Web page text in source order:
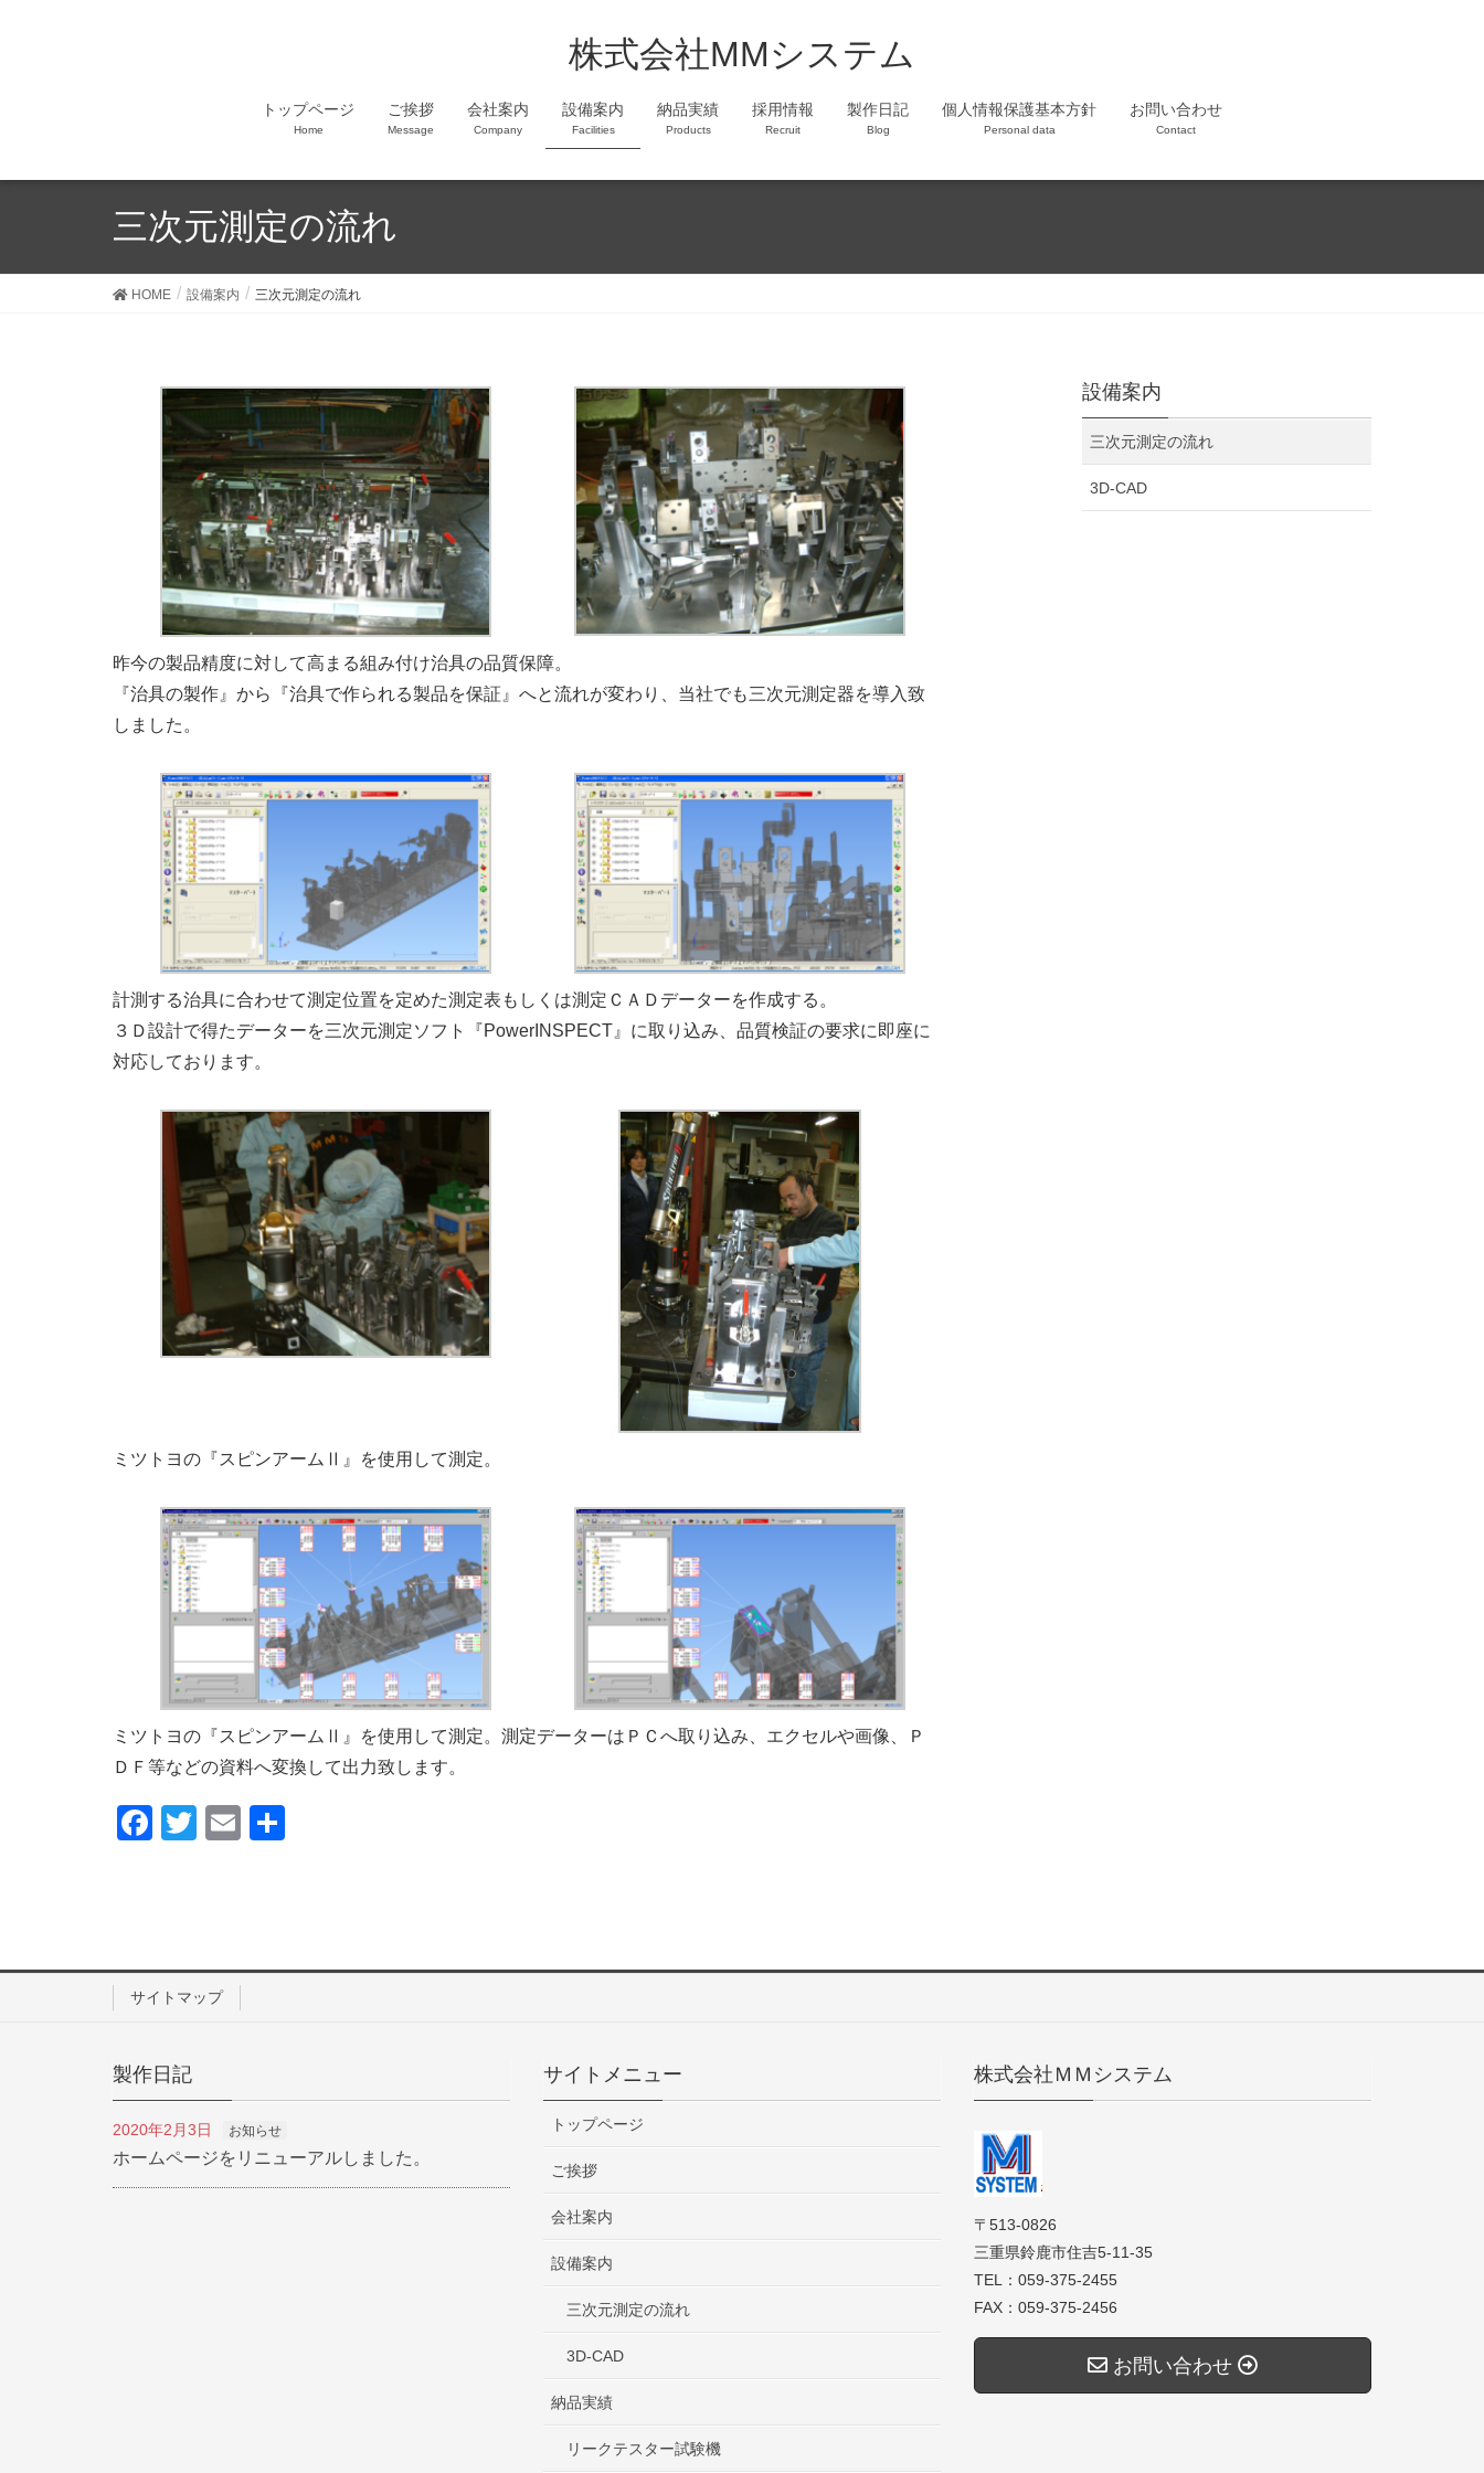
株式会社MMシステム
トップページ
Home
ご挨拶
Message
会社案内
Company
設備案内
Facilities
納品実績
Products
採用情報
Recruit
製作日記
Blog
個人情報保護基本方針
Personal data
お問い合わせ
Contact
三次元測定の流れ
HOME 設備案内 三次元測定の流れ
昨今の製品精度に対して高まる組み付け治具の品質保障。
『治具の製作』から『治具で作られる製品を保証』へと流れが変わり、当社でも三次元測定器を導入致
しました。
計測する治具に合わせて測定位置を定めた測定表もしくは測定ＣＡＤデーターを作成する。
３Ｄ設計で得たデーターを三次元測定ソフト『PowerINSPECT』に取り込み、品質検証の要求に即座に
対応しております。
ミツトヨの『スピンアームⅡ』を使用して測定。
ミツトヨの『スピンアームⅡ』を使用して測定。測定データーはＰＣへ取り込み、エクセルや画像、Ｐ
ＤＦ等などの資料へ変換して出力致します。
F
b
o
k
T
E
設備案内
三次元測定の流れ
3D-CAD
サイトマップ
製作日記
2020年2月3日 お知らせ
ホームページをリニューアルしました。
サイトメニュー
トップページ
ご挨拶
会社案内
設備案内
三次元測定の流れ
3D-CAD
納品実績
リークテスター試験機
株式会社ＭＭシステム
〒513-0826
三重県鈴鹿市住吉5-11-35
TEL：059-375-2455
FAX：059-375-2456
お問い合わせ